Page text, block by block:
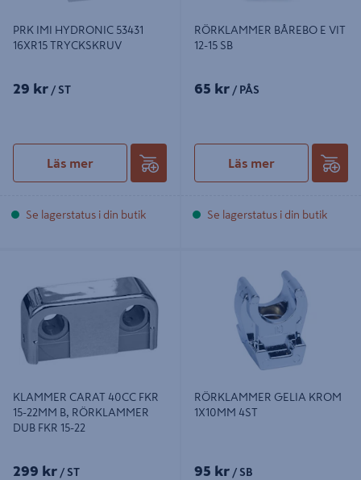
PRK IMI HYDRONIC 53431
16XR15 TRYCKSKRUV
29 kr / ST
Läs mer
Se lagerstatus i din butik
RÖRKLAMMER BÅREBO E VIT
12-15 SB
65 kr / PÅS
Läs mer
Se lagerstatus i din butik
KLAMMER CARAT 40CC FKR
15-22MM B, RÖRKLAMMER
DUB FKR 15-22
299 kr / ST
RÖRKLAMMER GELIA KROM
1X10MM 4ST
95 kr / SB